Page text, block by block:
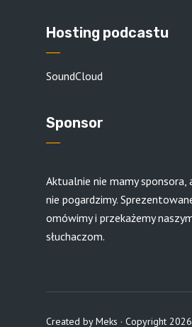
Hosting podcastu
SoundCloud
Sponsor
Aktualnie nie mamy sponsora,
nie pogardzimy.
omówimy i przekażemy
słuchaczom.
Created byMeks · Copyright